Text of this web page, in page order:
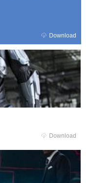
Download
Download